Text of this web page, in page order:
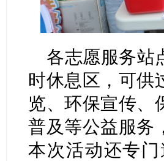
各志愿服务站
时休息区，可供
览、环保宣传、
普及等公益服务
本次活动还专